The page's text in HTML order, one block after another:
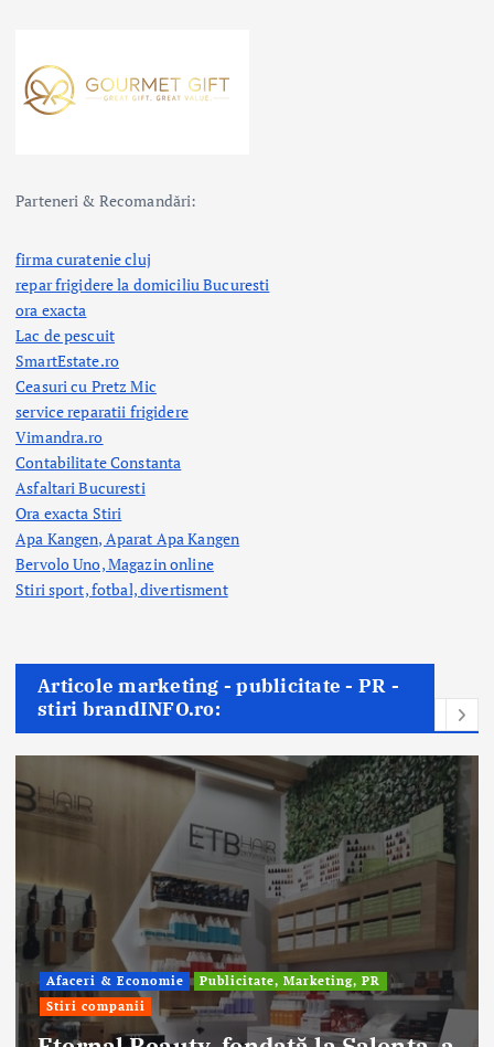
Parteneri & Recomandări:
firma curatenie cluj
repar frigidere la domiciliu Bucuresti
ora exacta
Lac de pescuit
SmartEstate.ro
Ceasuri cu Pretz Mic
service reparatii frigidere
Vimandra.ro
Contabilitate Constanta
Asfaltari Bucuresti
Ora exacta Stiri
Apa Kangen, Aparat Apa Kangen
Bervolo Uno, Magazin online
Stiri sport, fotbal,divertisment
Articole marketing - publicitate - PR -
stiri brandINFO.ro:
Afaceri & Economie
Publicitate, Marketing, PR
Stiri companii